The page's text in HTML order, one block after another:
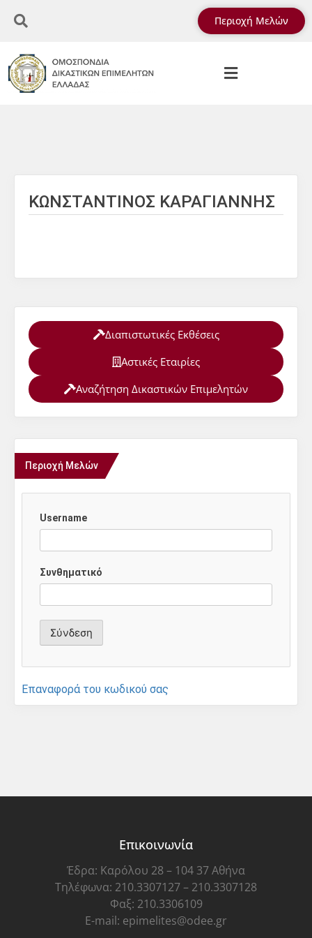
Περιοχή Μελών
ΚΩΝΣΤΑΝΤΙΝΟΣ ΚΑΡΑΓΙΑΝΝΗΣ
Διαπιστωτικές Εκθέσεις
Αστικές Εταιρίες
Αναζήτηση Δικαστικών Επιμελητών
Περιοχή Μελών
Username
Συνθηματικό
Επαναφορά του κωδικού σας
Επικοινωνία
Έδρα: Καρόλου 28 – 104 37 Αθήνα
Τηλέφωνα: 210.3307127 – 210.3307128
Φαξ: 210.3306109
E-mail: epimelites@odee.gr